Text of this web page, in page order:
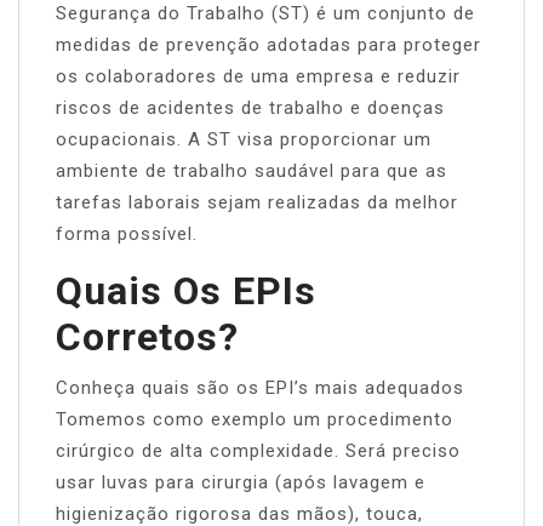
Segurança do Trabalho (ST) é um conjunto de
medidas de prevenção adotadas para proteger
os colaboradores de uma empresa e reduzir
riscos de acidentes de trabalho e doenças
ocupacionais. A ST visa proporcionar um
ambiente de trabalho saudável para que as
tarefas laborais sejam realizadas da melhor
forma possível.
Quais Os EPIs
Corretos?
Conheça quais são os EPI’s mais adequados
Tomemos como exemplo um procedimento
cirúrgico de alta complexidade. Será preciso
usar luvas para cirurgia (após lavagem e
higienização rigorosa das mãos), touca,